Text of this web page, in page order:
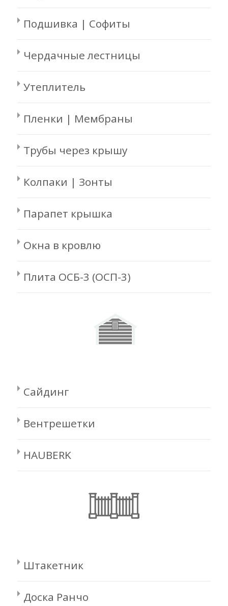
Подшивка | Софиты
Чердачные лестницы
Утеплитель
Пленки | Мембраны
Трубы через крышу
Колпаки | Зонты
Парапет крышка
Окна в кровлю
Плита ОСБ-3 (ОСП-3)
Сайдинг
Вентрешетки
HAUBERK
Штакетник
Доска Ранчо